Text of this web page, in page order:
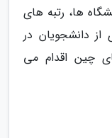
ها، رتبه های
از دانشجویان در
چین اقدام می